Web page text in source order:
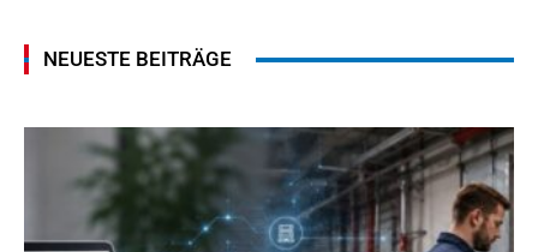
NEUESTE BEITRÄGE